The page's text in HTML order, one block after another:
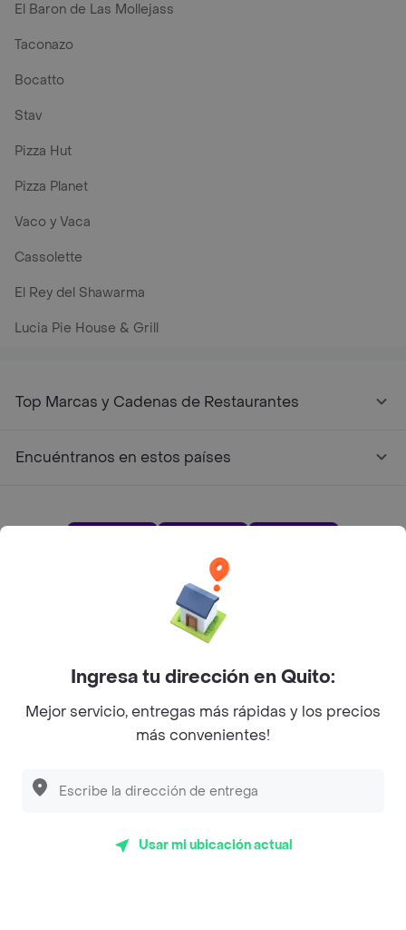
El Baron de Las Mollejass
Taconazo
Bocatto
Stav
Pizza Hut
Pizza Planet
Vaco y Vaca
Cassolette
El Rey del Shawarma
Lucia Pie House & Grill
Top Marcas y Cadenas de Restaurantes
Encuéntranos en estos países
Google play
Categorías
Ingresa tu dirección en Quito:
Mejor servicio, entregas más rápidas y los precios
más convenientes!
Usar mi ubicación actual